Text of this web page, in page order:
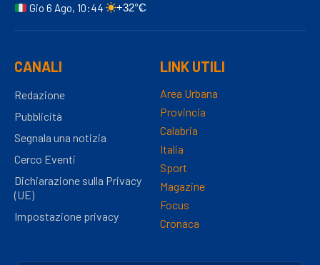
Gio 6 Ago, 10:44 +32°C
CANALI
Redazione
Pubblicità
Segnala una notizia
Cerco Eventi
Dichiarazione sulla Privacy
(UE)
Impostazione privacy
LINK UTILI
Area Urbana
Provincia
Calabria
Italia
Sport
Magazine
Focus
Cronaca